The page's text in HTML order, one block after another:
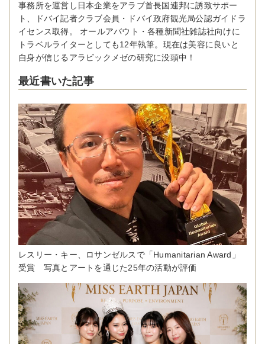
事務所を運営し日本企業をアラブ首長国連邦に誘致サポー
ト、ドバイ記者クラブ会員・ドバイ政府観光局公認ガイドラ
イセンス取得。 オールアバウト・各種新聞社雑誌社向けに
トラベルライターとしても12年執筆。現在は美容に良いと
自身が信じるアラビックメゼの研究に没頭中！
最近書いた記事
レスリー・キー、ロサンゼルスで「Humanitarian Award」
受賞 写真とアートを通じた25年の活動が評価